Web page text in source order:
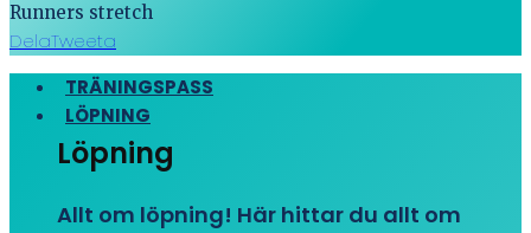
Runners stretch
DelaTweeta
TRÄNINGSPASS
LÖPNING
Löpning
Allt om löpning! Här hittar du allt om